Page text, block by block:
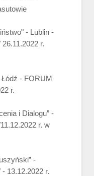
- Lublin -
r.
- FORUM
r.
i Dialogu” -
r. w
-
13.12.2022 r.